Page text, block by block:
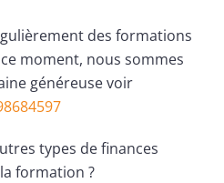
des formations
moment, nous sommes
généreuse voir
types de finances
formation ?